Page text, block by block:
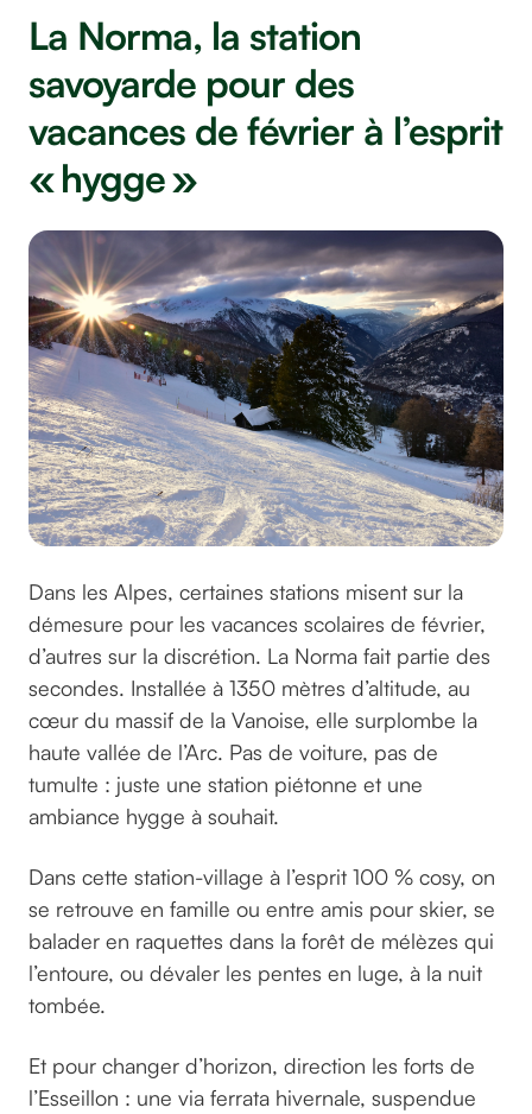
La Norma, la station
savoyarde pour des
vacances de février à l’esprit
« hygge »
Dans les Alpes, certaines stations misent sur la
démesure pour les vacances scolaires de février,
d’autres sur la discrétion. La Norma fait partie des
secondes. Installée à 1350 mètres d’altitude, au
cœur du massif de la Vanoise, elle surplombe la
haute vallée de l’Arc. Pas de voiture, pas de
tumulte : juste une station piétonne et une
ambiance hygge à souhait.
Dans cette station-village à l’esprit 100 % cosy, on
se retrouve en famille ou entre amis pour skier, se
balader en raquettes dans la forêt de mélèzes qui
l’entoure, ou dévaler les pentes en luge, à la nuit
tombée.
Et pour changer d’horizon, direction les forts de
l’Esseillon : une via ferrata hivernale, suspendue